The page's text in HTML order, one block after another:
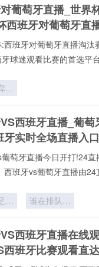
与
**
葡萄牙直播_世界
西班牙对葡萄牙
:西班牙对葡萄牙直播淘
球迷观看比赛的首选平
：
西班牙直播_葡
牙实时全场直播入口
萄牙直播今日开打!24直
西班牙vs葡萄牙直播由
球
6
谁在排队等
西班牙直播在线
西班牙比赛观看直